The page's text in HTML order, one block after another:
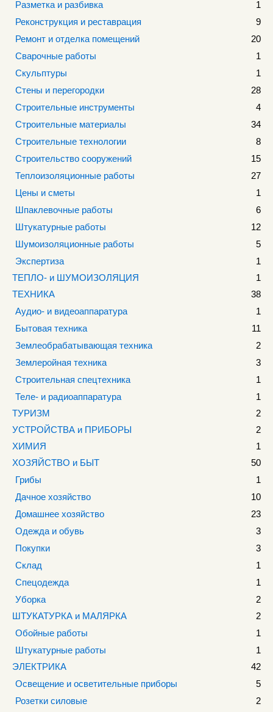
Разметка и разбивка
1
Реконструкция и реставрация
9
Ремонт и отделка помещений
20
Сварочные работы
1
Скульптуры
1
Стены и перегородки
28
Строительные инструменты
4
Строительные материалы
34
Строительные технологии
8
Строительство сооружений
15
Теплоизоляционные работы
27
Цены и сметы
1
Шпаклевочные работы
6
Штукатурные работы
12
Шумоизоляционные работы
5
Экспертиза
1
ТЕПЛО- и ШУМОИЗОЛЯЦИЯ
1
ТЕХНИКА
38
Аудио- и видеоаппаратура
1
Бытовая техника
11
Землеобрабатывающая техника
2
Землеройная техника
3
Строительная спецтехника
1
Теле- и радиоаппаратура
1
ТУРИЗМ
2
УСТРОЙСТВА и ПРИБОРЫ
2
ХИМИЯ
1
ХОЗЯЙСТВО и БЫТ
50
Грибы
1
Дачное хозяйство
10
Домашнее хозяйство
23
Одежда и обувь
3
Покупки
3
Склад
1
Спецодежда
1
Уборка
2
ШТУКАТУРКА и МАЛЯРКА
2
Обойные работы
1
Штукатурные работы
1
ЭЛЕКТРИКА
42
Освещение и осветительные приборы
5
Розетки силовые
2